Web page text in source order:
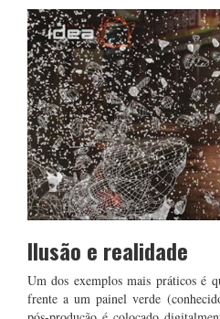
Ilusão e realidade
Um dos exemplos mais práticos é
frente a um painel verde